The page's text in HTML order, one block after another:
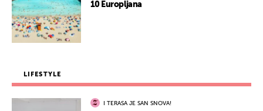
10 Europljana
LIFESTYLE
I TERASA JE SAN SNOVA!